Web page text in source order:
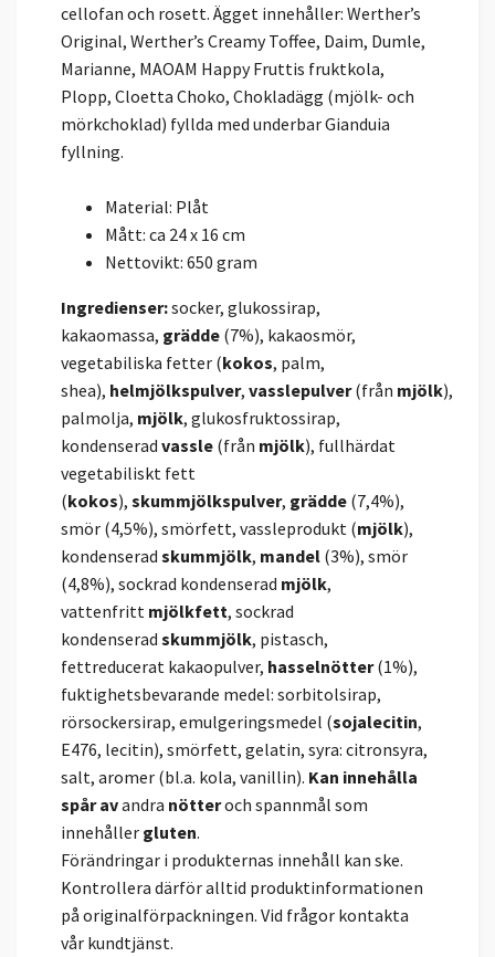
cellofan och rosett. Ägget innehåller: Werther’s
Original, Werther’s Creamy Toffee, Daim, Dumle,
Marianne, MAOAM Happy Fruttis fruktkola,
Plopp, Cloetta Choko, Chokladägg (mjölk- och
mörkchoklad) fyllda med underbar Gianduia
fyllning.
Material: Plåt
Mått: ca 24 x 16 cm
Nettovikt: 650 gram
Ingredienser:socker, glukossirap,
kakaomassa, grädde (7%), kakaosmör,
vegetabiliska fetter (kokos, palm,
shea), helmjölkspulver, vasslepulver(från mjölk),
palmolja, mjölk, glukosfruktossirap,
kondenserad vassle (från mjölk), fullhärdat
vegetabiliskt fett
(kokos), skummjölkspulver, grädde (7,4%),
smör (4,5%), smörfett, vassleprodukt (mjölk),
kondenserad skummjölk, mandel (3%), smör
(4,8%), sockrad kondenserad mjölk,
vattenfritt mjölkfett, sockrad
kondenserad skummjölk, pistasch,
fettreducerat kakaopulver, hasselnötter(1%),
fuktighetsbevarande medel: sorbitolsirap,
rörsockersirap, emulgeringsmedel (sojalecitin,
E476, lecitin), smörfett, gelatin, syra: citronsyra,
salt, aromer (bl.a. kola, vanillin). Kan innehålla
spår avandra nötteroch spannmål som
innehåller gluten.
Förändringar i produkternas innehåll kan ske.
Kontrollera därför alltid produktinformationen
på originalförpackningen. Vid frågor kontakta
vår kundtjänst.